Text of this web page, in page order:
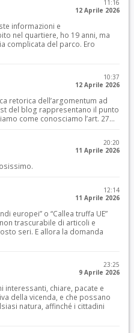
11:16
12 Aprile 2026
informazioni e
nel quartiere, ho 19 anni, ma
complicata del parco. Ero
10:37
12 Aprile 2026
retorica dell’argomentum ad
del blog rappresentano il punto
come conosciamo l’art. 27...
20:20
11 Aprile 2026
12:14
11 Aprile 2026
europei” o “Callea truffa UE”
trascurabile di articoli e
seri. E allora la domanda
23:25
9 Aprile 2026
interessanti, chiare, pacate e
della vicenda, e che possano
natura, affinché i cittadini